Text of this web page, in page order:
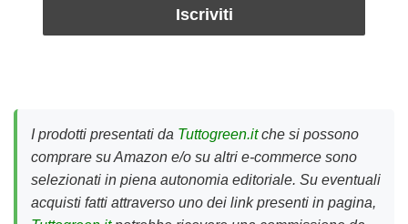
I prodotti presentati da Tuttogreen.itche si possono
comprare su Amazon e/o su altri e-commerce sono
selezionati in piena autonomia editoriale. Su eventuali
acquisti fatti attraverso uno dei link presenti in pagina,